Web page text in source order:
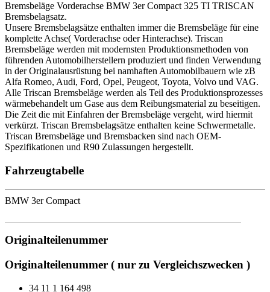
Bremsbeläge Vorderachse BMW 3er Compact 325 TI TRISCAN
Bremsbelagsatz.
Unsere Bremsbelagsätze enthalten immer die Bremsbeläge für eine
komplette Achse( Vorderachse oder Hinterachse). Triscan
Bremsbeläge werden mit modernsten Produktionsmethoden von
führenden Automobilherstellern produziert und finden Verwendung
in der Originalausrüstung bei namhaften Automobilbauern wie zB
Alfa Romeo, Audi, Ford, Opel, Peugeot, Toyota, Volvo und VAG.
Alle Triscan Bremsbeläge werden als Teil des Produktionsprozesses
wärmebehandelt um Gase aus dem Reibungsmaterial zu beseitigen.
Die Zeit die mit Einfahren der Bremsbeläge vergeht, wird hiermit
verkürzt. Triscan Bremsbelagsätze enthalten keine Schwermetalle.
Triscan Bremsbeläge und Bremsbacken sind nach OEM-
Spezifikationen und R90 Zulassungen hergestellt.
Fahrzeugtabelle
BMW 3er Compact
Originalteilenummer
Originalteilenummer ( nur zu Vergleichszwecken )
34 11 1 164 498